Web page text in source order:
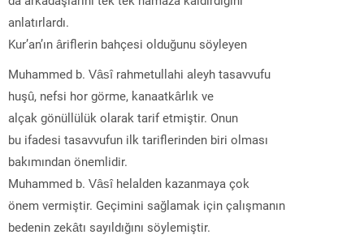
anlatırlardı.
Kur’an’ın âriflerin bahçesi olduğunu söyleyen
Muhammed b. Vâsî rahmetullahi aleyh tasavvufu
huşû, nefsi hor görme, kanaatkârlık ve
alçak gönüllülük olarak tarif etmiştir. Onun
bu ifadesi tasavvufun ilk tariflerinden biri olması
bakımından önemlidir.
Muhammed b. Vâsî helalden kazanmaya çok
önem vermiştir. Geçimini sağlamak için çalışmanın
bedenin zekâtı sayıldığını söylemiştir.